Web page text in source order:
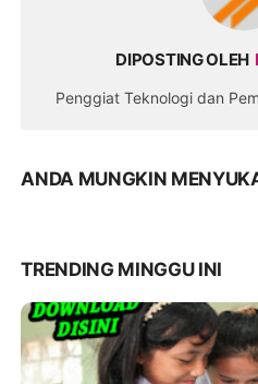
DIPOSTING OLEH
Penggiat Teknologi dan
ANDA MUNGKIN
TRENDING MINGGU INI